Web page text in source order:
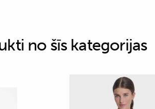
no šīs kategorijas